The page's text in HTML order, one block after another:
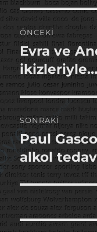
Yazı
gezinmesi
ÖNCEKI
Önceki
yazı:
Evra ve
ikizleriyle…
SONRAKI
Sonraki
yazı:
Paul
alkol